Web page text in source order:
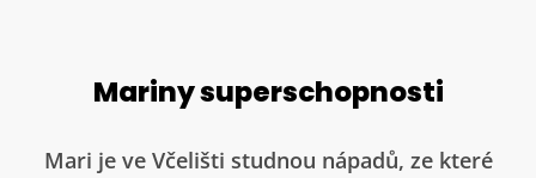
Mariny superschopnosti
Mari je ve Včelišti studnou nápadů, ze které